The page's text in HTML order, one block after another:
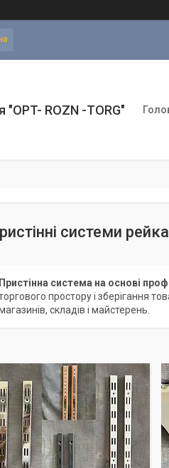
ROZN -TORG"
системи
Пристінна система на основі
простору і зберігання
складів і майстерень.